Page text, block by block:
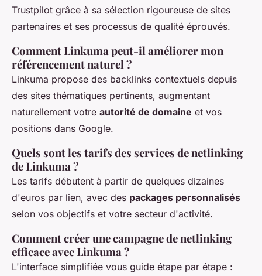
Trustpilot grâce à sa sélection rigoureuse de sites
partenaires et ses processus de qualité éprouvés.
Comment Linkuma peut-il améliorer mon
référencement naturel ?
Linkuma propose des backlinks contextuels depuis
des sites thématiques pertinents, augmentant
naturellement votre autorité de domaine et vos
positions dans Google.
Quels sont les tarifs des services de netlinking
de Linkuma ?
Les tarifs débutent à partir de quelques dizaines
d'euros par lien, avec des packages personnalisés
selon vos objectifs et votre secteur d'activité.
Comment créer une campagne de netlinking
efficace avec Linkuma ?
L'interface simplifiée vous guide étape par étape :